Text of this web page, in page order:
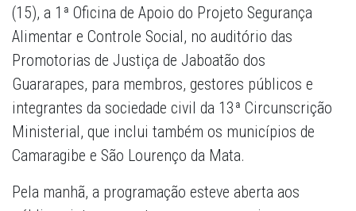
(15), a 1ª Oficina de Apoio do Projeto Segurança
Alimentar e Controle Social, no auditório das
Promotorias de Justiça de Jaboatão dos
Guararapes, para membros, gestores públicos e
integrantes da sociedade civil da 13ª Circunscrição
Ministerial, que inclui também os municípios de
Camaragibe e São Lourenço da Mata.
Pela manhã, a programação esteve aberta aos